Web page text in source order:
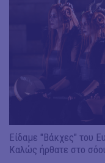
Είδαμε "Βάκχες" του
Καλώς ήρθατε στο